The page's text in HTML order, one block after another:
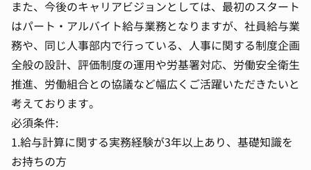
また、今後のキャリアビジョンとしては、最初のスタート
はパート・アルバイト給与業務となりますが、社員給与業
務や、同じ人事部内で行っている、人事に関する制度企画
全般の設計、評価制度の運用や労基署対応、労働安全衛生
推進、労働組合との協議など幅広くご活躍いただきたいと
考えております。
必須条件:
1.給与計算に関する実務経験が3年以上あり、基礎知識を
お持ちの方